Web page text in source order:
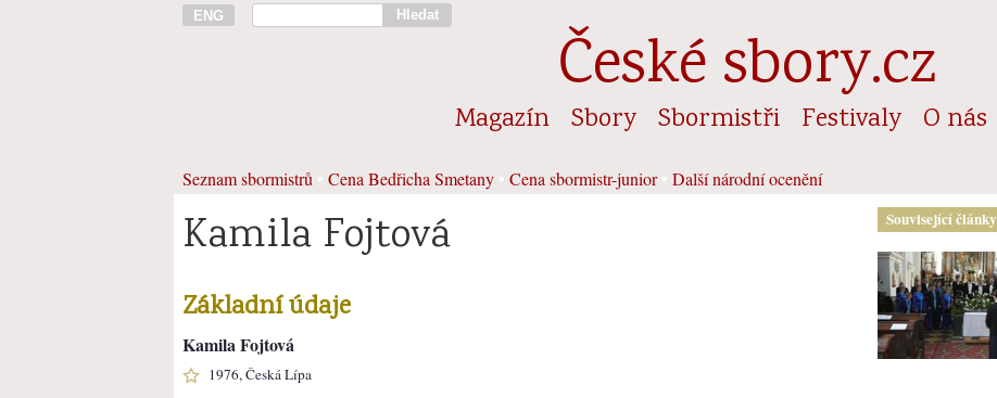
ENG Hledat
České sbory.cz
Magazín Sbory Sbormistři Festivaly O nás
Seznam sbormistrů Cena Bedřicha Smetany Cena sbormistr-junior• Další národní ocenění
Kamila Fojtová
Základní údaje
Kamila Fojtová
1976, Česká Lípa
Související články